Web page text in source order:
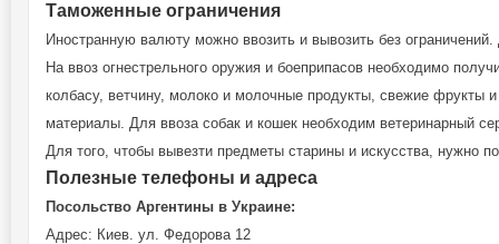
Таможенные ограничения
Иностранную валюту можно ввозить и вывозить без
На ввоз огнестрельного оружия и боеприпасов необходимо
колбасу, ветчину, молоко и молочные продукты, свежие фрукты
материалы. Для ввоза собак и кошек необходим ветеринарный
Для того, чтобы вывезти предметы старины и искусства, нужно
Полезные телефоны и адреса
Посольство Аргентины в Украине:
Адрес: Киев. ул. Федорова 12